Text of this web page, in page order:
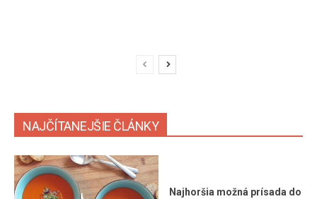
NAJČÍTANEJŠIE ČLÁNKY
Najhoršia možná prísada do